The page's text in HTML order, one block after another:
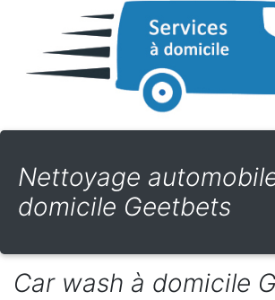
Nettoyage
domicile Geetbets
Car wash à domicile